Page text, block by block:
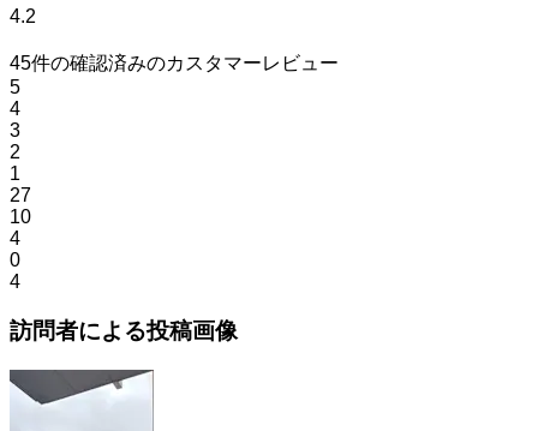
4.2
45件の確認済みのカスタマーレビュー
5
4
3
2
1
27
10
4
0
4
訪問者による投稿画像